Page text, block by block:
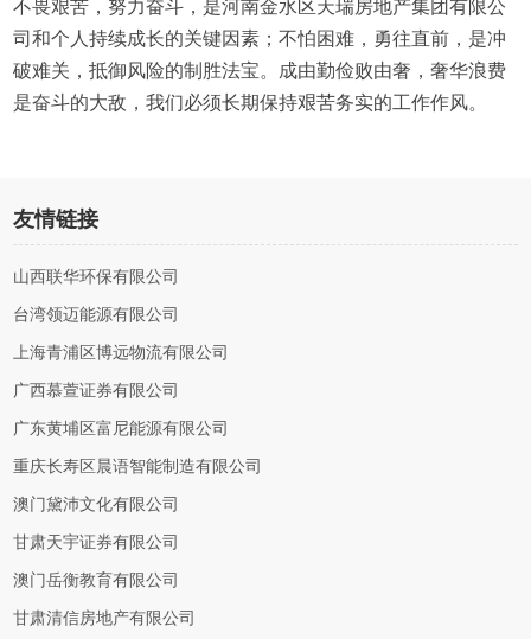
不畏艰苦，努力奋斗，是河南金水区天瑞房地产集团有限公
司和个人持续成长的关键因素；不怕困难，勇往直前，是冲
破难关，抵御风险的制胜法宝。成由勤俭败由奢，奢华浪费
是奋斗的大敌，我们必须长期保持艰苦务实的工作作风。
友情链接
山西联华环保有限公司
台湾领迈能源有限公司
上海青浦区博远物流有限公司
广西慕萱证券有限公司
广东黄埔区富尼能源有限公司
重庆长寿区晨语智能制造有限公司
澳门黛沛文化有限公司
甘肃天宇证券有限公司
澳门岳衡教育有限公司
甘肃清信房地产有限公司